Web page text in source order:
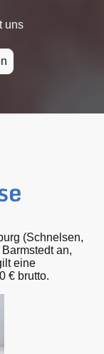
uns
(Schnelsen,
an,
eine
€ brutto.